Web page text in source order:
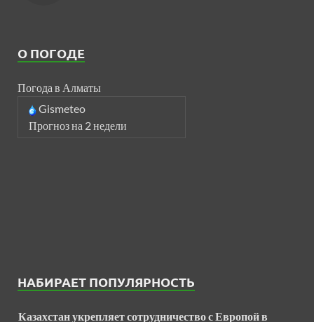
О ПОГОДЕ
Погода в Алматы
Gismeteo
Прогноз на 2 недели
НАБИРАЕТ ПОПУЛЯРНОСТЬ
Казахстан укрепляет сотрудничество с Европой в